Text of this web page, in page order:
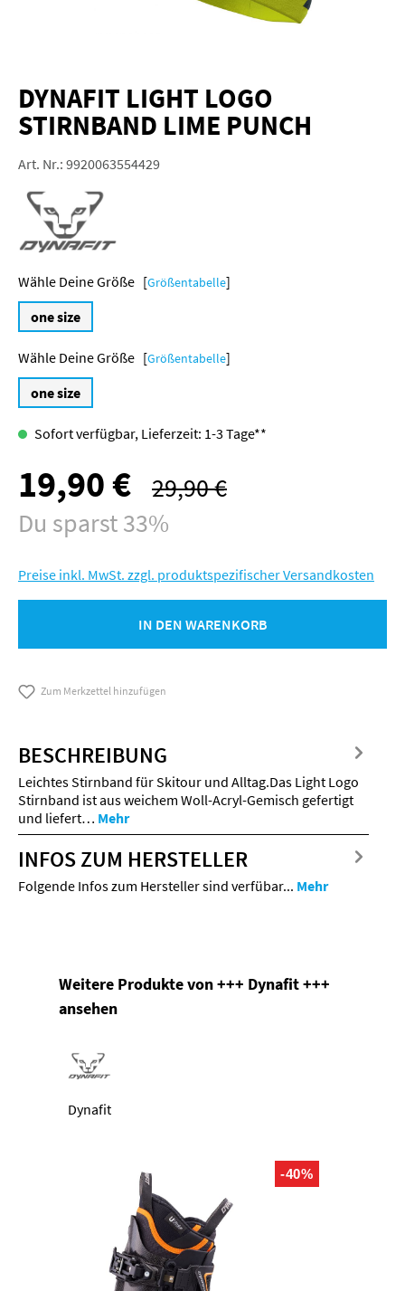
DYNAFIT LIGHT LOGO
STIRNBAND LIME PUNCH
Art. Nr.: 9920063554429
Größe [Größentabelle]
one size
Größe [Größentabelle]
one size
Sofort verfügbar, Lieferzeit: 1-3 Tage**
Verkaufspreis:
19,90 € Regulärer Preis:
29,90 €
Du sparst 33%
Preise inkl. MwSt. zzgl. produktspezifischer Versandkosten
IN DEN WARENKORB
Zum Merkzettel hinzufügen
BESCHREIBUNG
Leichtes Stirnband für Skitour und Alltag.Das Light Logo
Stirnband ist aus weichem Woll-Acryl-Gemisch gefertigt
und liefert… Mehr
INFOS ZUM HERSTELLER
Folgende Infos zum Hersteller sind verfübar... Mehr
Produktgalerie überspringen
Weitere Produkte von +++ Dynafit +++
ansehen
Dynafit
-40%